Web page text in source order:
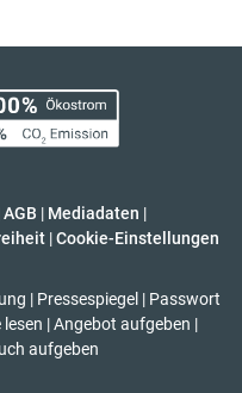
AGB | Mediadaten |
| Cookie-Einstellungen
| Pressespiegel | Passwort
| Angebot aufgeben |
aufgeben